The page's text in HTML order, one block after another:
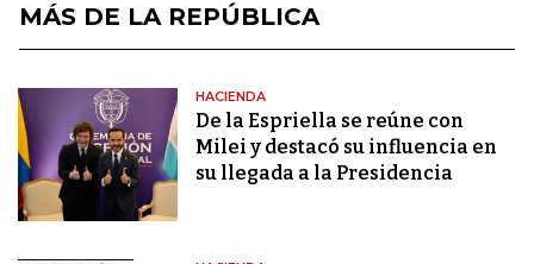
MÁS DE LA REPÚBLICA
HACIENDA
De la Espriella se reúne con
Milei y destacó su influencia en
su llegada a la Presidencia